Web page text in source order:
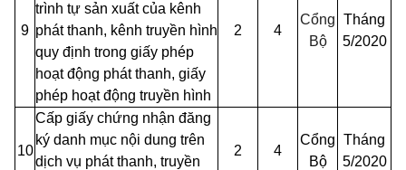
9
trình tự sản xuất của kênh
phát thanh, kênh truyền hình
quy định trong giấy phép
hoạt động phát thanh, giấy
phép hoạt động truyền hình
2 4
Cổng
Bộ
Tháng
5/2020
10
Cấp giấy chứng nhận đăng
ký danh mục nội dung trên
dịch vụ phát thanh, truyền
2 4
Cổng
Bộ
Tháng
5/2020